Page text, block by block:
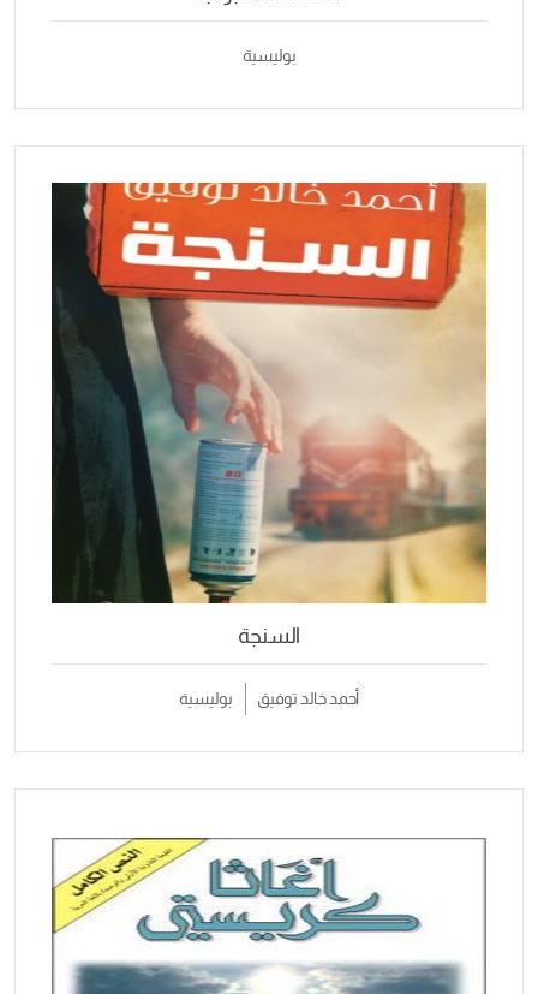
بوليسية
السنجة
أحمد خالد توفيق بوليسية